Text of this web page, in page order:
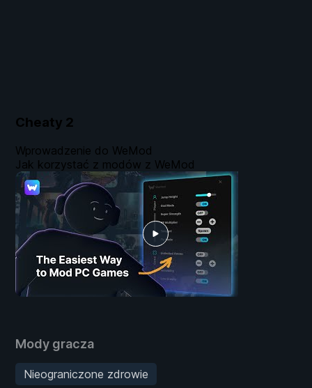
Cheaty 2
Mody gracza
Nieograniczone zdrowie
Wprowadzenie do WeMod
Jak korzystać z modów z WeMod